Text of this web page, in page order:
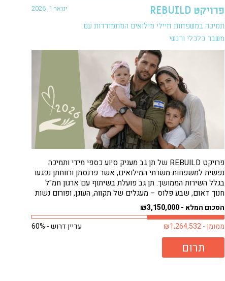
ינואר 1, 2026 פרויקט REBUILD
תמיכה במשפחות חיילי מילואים המתמודדות עם
משבר כלכלי ורגשי
פרויקט REBUILD של תן גב מעניק סיוע כספי מידי ותמיכה
נפשית למשפחות משרתי המילואים, אשר פרנסתן ורווחתן נפגעו
בגלל השירות הממושך. תן גב פועלת בשיתוף עם ארגון חמ"ל
חנוך דאום, שבע פלוס – מעגלים של תקווה, העוגן, ופורום נשות
המילואימניקים, כדי להבטיח סיוע מהיר ונגיש למשפחות
הזקוקות לו ביותר, ללא...
הסכום המלא - ₪3,150,000
עדיין דרוש - 60%
ממומן - ₪1,264,532
תרום